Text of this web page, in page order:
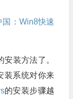
国：Win8快速
装方法了。
装系统对你来
的安装步骤越